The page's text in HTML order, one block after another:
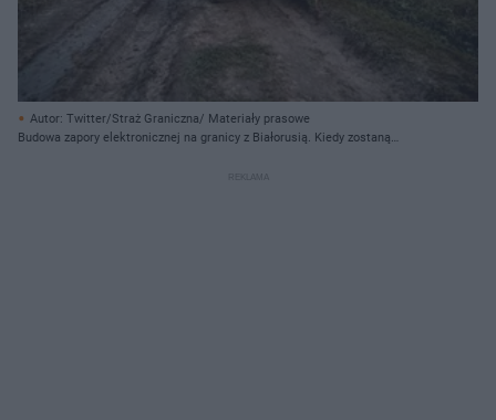
Autor: Twitter/Straż Graniczna/ Materiały prasowe
Budowa zapory elektronicznej na granicy z Białorusią. Kiedy zostaną